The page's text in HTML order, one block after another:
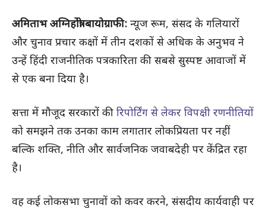
अमिताभ अग्निहोत्री बायोग्राफी: न्यूज रूम, संसद के गलियारों
और चुनाव प्रचार कक्षों में तीन दशकों से अधिक के अनुभव ने
उन्हें हिंदी राजनीतिक पत्रकारिता की सबसे सुस्पष्ट आवाजों में
से एक बना दिया है।
सत्ता में मौजूद सरकारों की रिपोर्टिंग से लेकर विपक्षी रणनीतियों
को समझने तक उनका काम लगातार लोकप्रियता पर नहीं
बल्कि शक्ति, नीति और सार्वजनिक जवाबदेही पर केंद्रित रहा
है।
वह कई लोकसभा चुनावों को कवर करने, संसदीय कार्यवाही पर